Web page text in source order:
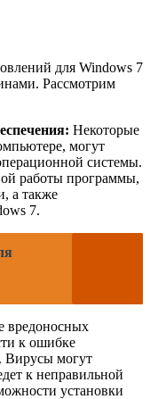
для Windows 7
Рассмотрим
Некоторые
могут
системы.
работы программы,
а также
7.
вредоносных
к ошибке
Вирусы могут
к неправильной
установки